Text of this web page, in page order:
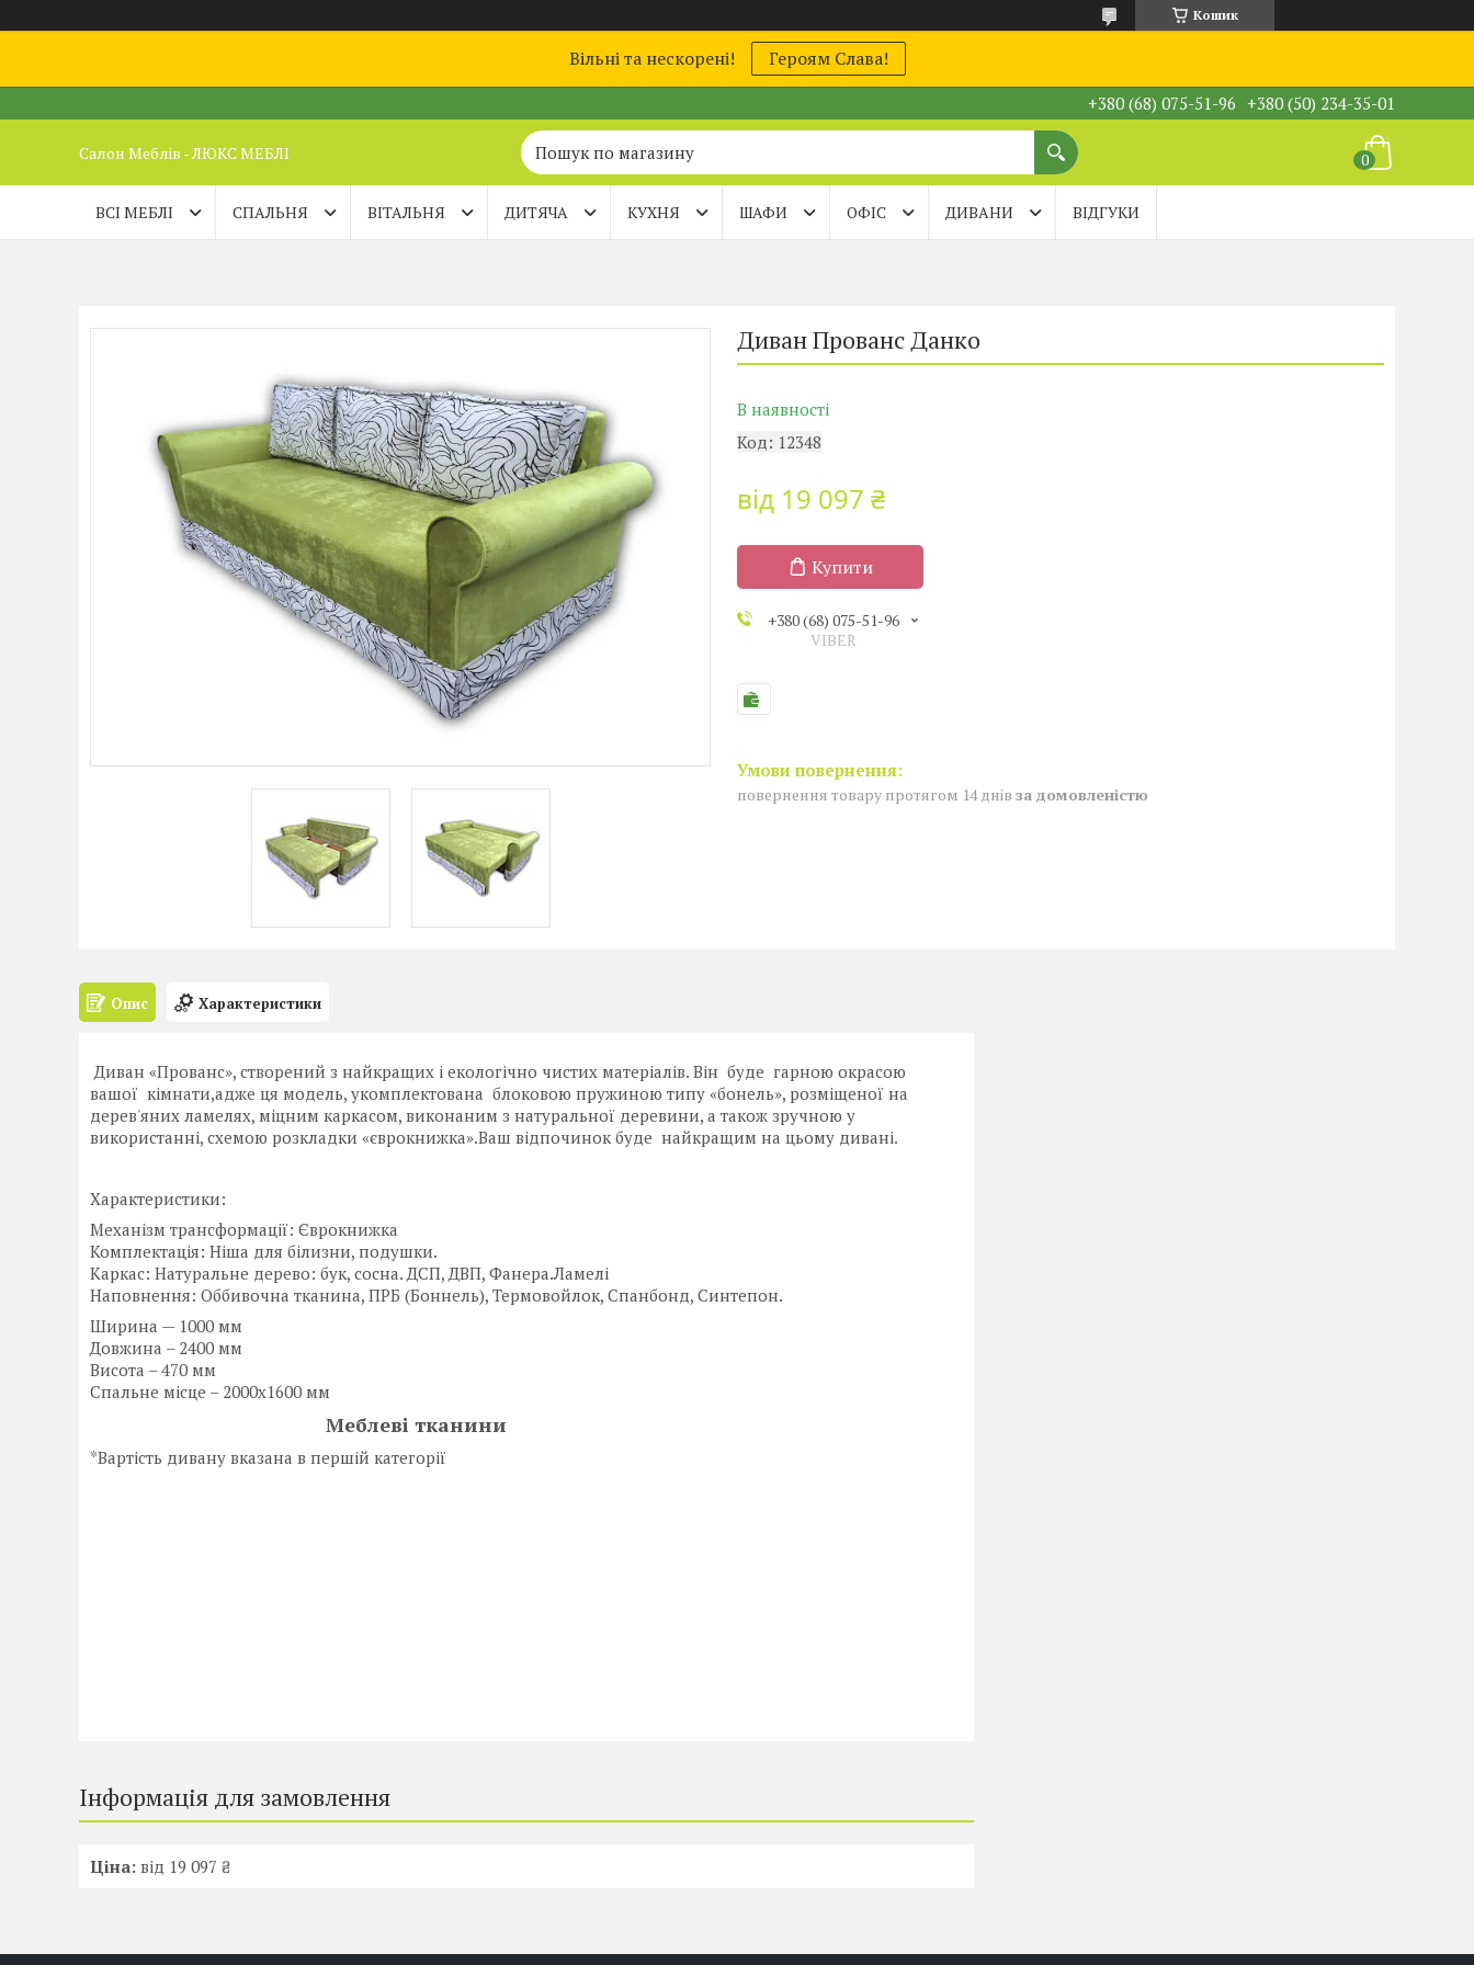
Кошик
Вільні та нескорені! Героям Слава!
+380 (68) 075-51-96 +380 (50) 234-35-01
Салон Меблів - ЛЮКС МЕБЛІ
ВСІ МЕБЛІ СПАЛЬНЯ ВІТАЛЬНЯ ДИТЯЧА КУХНЯ ШАФИ ОФІС ДИВАНИ ВІДГУКИ
Диван Прованс Данко
В наявності
Код: 12348
від 19 097 ₴
Купити
+380 (68) 075-51-96
VIBER
повернення товару протягом 14 днів за домовленістю
Опис Характеристики
Диван «Прованс», створений з найкращих і екологічно чистих матеріалів. Він буде гарною окрасою
вашої кімнати,адже ця модель, укомплектована блоковою пружиною типу «бонель», розміщеної на
дерев'яних ламелях, міцним каркасом, виконаним з натуральної деревини, а також зручною у
використанні, схемою розкладки «єврокнижка».Ваш відпочинок буде найкращим на цьому дивані.
Характеристики:
Механізм трансформації: Єврокнижка
Комплектація: Ніша для білизни, подушки.
Каркас: Натуральне дерево: бук, сосна. ДСП, ДВП, Фанера.Ламелі
Наповнення: Оббивочна тканина, ПРБ (Боннель), Термовойлок, Спанбонд, Синтепон.
Ширина — 1000 мм
Довжина – 2400 мм
Висота – 470 мм
Спальне місце – 2000х1600 мм
Меблеві тканини
*Вартість дивану вказана в першій категорії
Інформація для замовлення
Ціна: від 19 097 ₴